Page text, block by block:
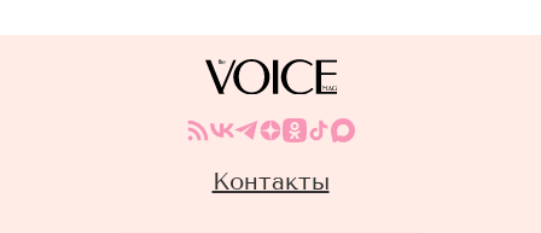
Контакты